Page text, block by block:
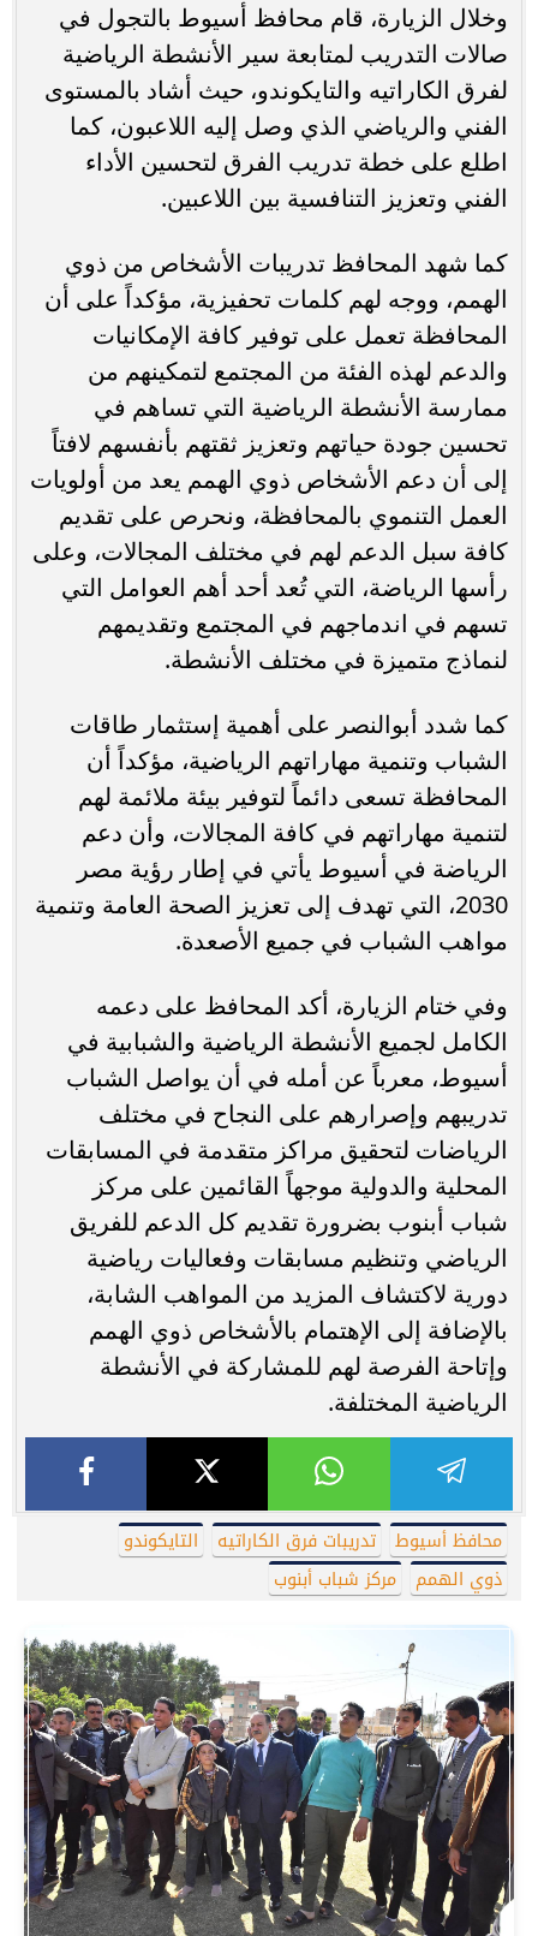
وخلال الزيارة، قام محافظ أسيوط بالتجول في
صالات التدريب لمتابعة سير الأنشطة الرياضية
لفرق الكاراتيه والتايكوندو، حيث أشاد بالمستوى
الفني والرياضي الذي وصل إليه اللاعبون، كما
اطلع على خطة تدريب الفرق لتحسين الأداء
الفني وتعزيز التنافسية بين اللاعبين.
كما شهد المحافظ تدريبات الأشخاص من ذوي
الهمم، ووجه لهم كلمات تحفيزية، مؤكداً على أن
المحافظة تعمل على توفير كافة الإمكانيات
والدعم لهذه الفئة من المجتمع لتمكينهم من
ممارسة الأنشطة الرياضية التي تساهم في
تحسين جودة حياتهم وتعزيز ثقتهم بأنفسهم لافتاً
إلى أن دعم الأشخاص ذوي الهمم يعد من أولويات
العمل التنموي بالمحافظة، ونحرص على تقديم
كافة سبل الدعم لهم في مختلف المجالات، وعلى
رأسها الرياضة، التي تُعد أحد أهم العوامل التي
تسهم في اندماجهم في المجتمع وتقديمهم
لنماذج متميزة في مختلف الأنشطة.
كما شدد أبوالنصر على أهمية إستثمار طاقات
الشباب وتنمية مهاراتهم الرياضية، مؤكداً أن
المحافظة تسعى دائماً لتوفير بيئة ملائمة لهم
لتنمية مهاراتهم في كافة المجالات، وأن دعم
الرياضة في أسيوط يأتي في إطار رؤية مصر
2030، التي تهدف إلى تعزيز الصحة العامة وتنمية
مواهب الشباب في جميع الأصعدة.
وفي ختام الزيارة، أكد المحافظ على دعمه
الكامل لجميع الأنشطة الرياضية والشبابية في
أسيوط، معرباً عن أمله في أن يواصل الشباب
تدريبهم وإصرارهم على النجاح في مختلف
الرياضات لتحقيق مراكز متقدمة في المسابقات
المحلية والدولية موجهاً القائمين على مركز
شباب أبنوب بضرورة تقديم كل الدعم للفريق
الرياضي وتنظيم مسابقات وفعاليات رياضية
دورية لاكتشاف المزيد من المواهب الشابة،
بالإضافة إلى الإهتمام بالأشخاص ذوي الهمم
وإتاحة الفرصة لهم للمشاركة في الأنشطة
الرياضية المختلفة.
محافظ أسيوط تدريبات فرق الكاراتيه
التايكوندو
ذوي الهمم
مركز شباب أبنوب